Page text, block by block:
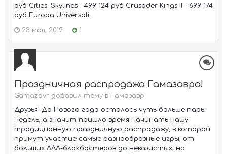
руб Cities: Skylines – 499 124 руб Crusader Kings II – 699 174
руб Europa Universali...
23 мая, 2019 1
Праздничная распродажа Гамазавра!
Gamazavr добавил тему в
Гамазавр
Друзья! До Нового года осталось чуть больше пары
недель, а значит пришло время начинать нашу
традиционную праздничную распродажу, в которой
примут участие самые разнообразные игры, от
больших ААА-блокбастеров до неказистых, но